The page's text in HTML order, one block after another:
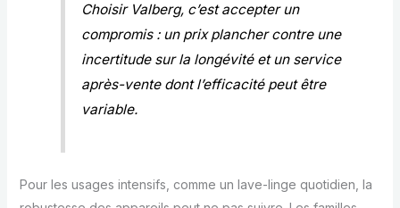
Choisir Valberg, c’est accepter un
compromis : un prix plancher contre une
incertitude sur la longévité et un service
après-vente dont l’efficacité peut être
variable.
Pour les usages intensifs, comme un lave-linge quotidien, la